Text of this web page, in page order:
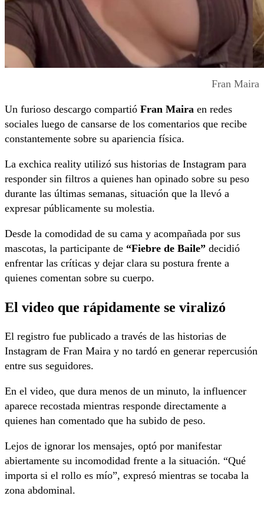
Fran Maira
Un furioso descargo compartió Fran Maira en redes
sociales luego de cansarse de los comentarios que recibe
constantemente sobre su apariencia física.
La exchica reality utilizó sus historias de Instagram para
responder sin filtros a quienes han opinado sobre su peso
durante las últimas semanas, situación que la llevó a
expresar públicamente su molestia.
Desde la comodidad de su cama y acompañada por sus
mascotas, la participante de “Fiebre de Baile” decidió
enfrentar las críticas y dejar clara su postura frente a
quienes comentan sobre su cuerpo.
El video que rápidamente se viralizó
El registro fue publicado a través de las historias de
Instagram de Fran Maira y no tardó en generar repercusión
entre sus seguidores.
En el video, que dura menos de un minuto, la influencer
aparece recostada mientras responde directamente a
quienes han comentado que ha subido de peso.
Lejos de ignorar los mensajes, optó por manifestar
abiertamente su incomodidad frente a la situación. “Qué
importa si el rollo es mío”, expresó mientras se tocaba la
zona abdominal.